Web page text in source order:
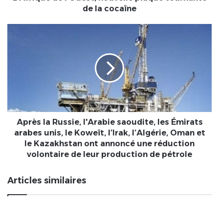
de la cocaïne
le
Koweït,
l’Irak,
l’Algérie,
Kazakhstan
ont
Après la Russie, l'Arabie saoudite, les Émirats
arabes unis, le Koweït, l’Irak, l’Algérie, Oman et
le Kazakhstan ont annoncé une réduction
volontaire de leur production de pétrole
Articles similaires